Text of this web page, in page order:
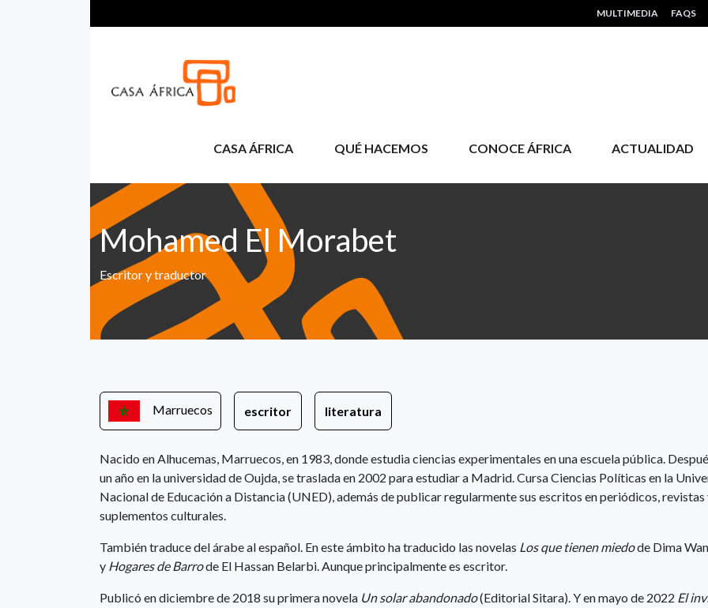
HEADER MENU
MULTIMEDIA FAQS
CASA ÁFRICA QUÉ HACEMOS CONOCE ÁFRICA ACTUALIDAD
Mohamed El Morabet
Escritor y traductor
Marruecos escritor literatura
Nacido en Alhucemas, Marruecos, en 1983, donde estudia ciencias experimentales en una escuela pública.
un año en la universidad de Oujda, se traslada en 2002 para estudiar a Madrid. Cursa Ciencias Políticas en la
Nacional de Educación a Distancia (UNED), además de publicar regularmente sus escritos en periódicos, revistas
suplementos culturales.
También traduce del árabe al español. En este ámbito ha traducido las novelas Los que tienen miedode Dima
y Hogares de Barrode El Hassan Belarbi. Aunque principalmente es escritor.
Publicó en diciembre de 2018 su primera novela Un solar abandonado(Editorial Sitara). Y en mayo de 2022 El